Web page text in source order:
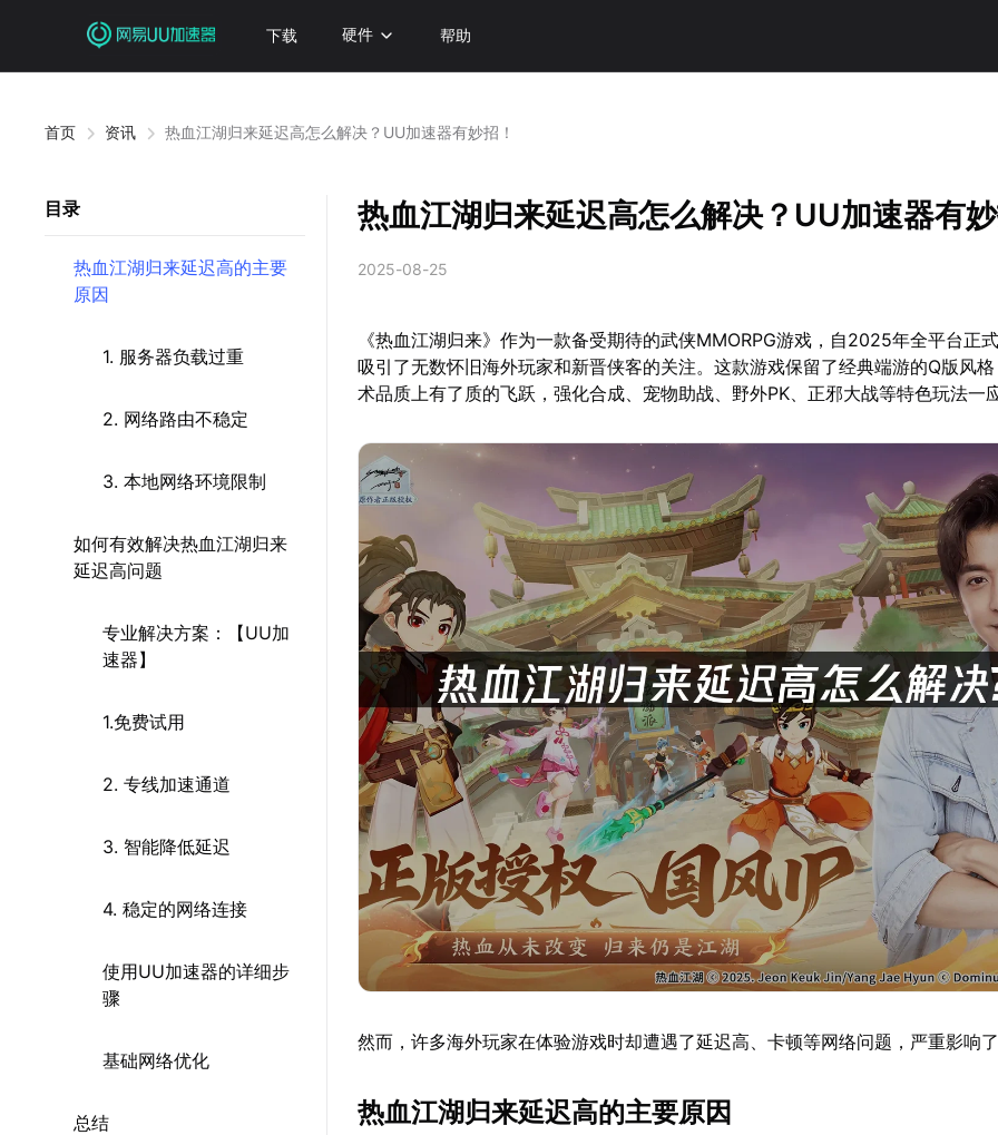
下载 硬件 帮助
首页 资讯 热血江湖归来延迟高怎么解决？UU加速器有妙招！
目录
热血江湖归来延迟高的主要
原因
1. 服务器负载过重
2. 网络路由不稳定
3. 本地网络环境限制
如何有效解决热血江湖归来
延迟高问题
专业解决方案：【UU加
速器】
1.免费试用
2. 专线加速通道
3. 智能降低延迟
4. 稳定的网络连接
使用UU加速器的详细步
骤
基础网络优化
总结
热血江湖归来延迟高怎么解决？UU加速器有
2025-08-25
《热血江湖归来》作为一款备受期待的武侠MMORPG游戏，自2025年全平台正
吸引了无数怀旧海外玩家和新晋侠客的关注。这款游戏保留了经典端游的Q版风
术品质上有了质的飞跃，强化合成、宠物助战、野外PK、正邪大战等特色玩法一
然而，许多海外玩家在体验游戏时却遭遇了延迟高、卡顿等网络问题，严重影响
热血江湖归来延迟高的主要原因